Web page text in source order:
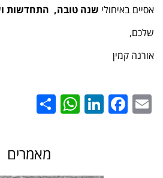
אסיים באיחולי שנה טובה, התחדשות
שלכם,
אורנה קמין
Email
Facebook
LinkedIn
מאמרים